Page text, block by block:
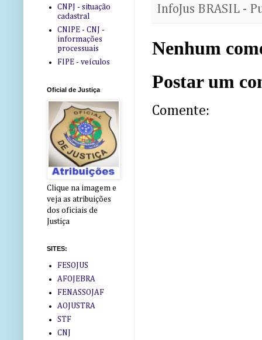
InfoJus BRASIL -
Nenhum
Postar um
Comente:
CNPJ - situação
cadastral
CNIPE - CNJ -
informações
processuais
FIPE - veículos
Oficial de Justiça
Clique na imagem e
veja as atribuições
dos oficiais de
Justiça
SITES:
FESOJUS
AFOJEBRA
FENASSOJAF
AOJUSTRA
STF
CNJ